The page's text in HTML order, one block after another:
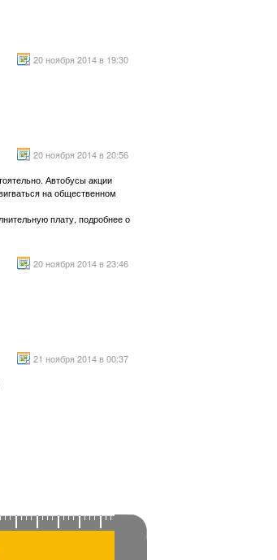
20 ноября 2014 в 19:30
20 ноября 2014 в 20:56
Автобусы акции
на общественном
плату, подробнее о
20 ноября 2014 в 23:46
21 ноября 2014 в 00:37